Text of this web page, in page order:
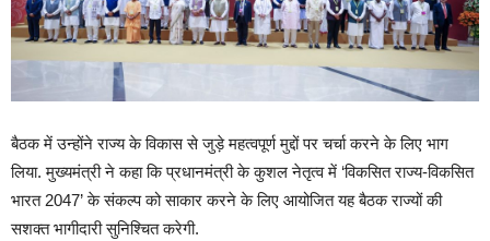
बैठक में उन्होंने राज्य के विकास से जुड़े महत्वपूर्ण मुद्दों पर चर्चा करने के लिए भाग
लिया. मुख्यमंत्री ने कहा कि प्रधानमंत्री के कुशल नेतृत्व में ‘विकसित राज्य-विकसित
भारत 2047’ के संकल्प को साकार करने के लिए आयोजित यह बैठक राज्यों की
सशक्त भागीदारी सुनिश्चित करेगी.